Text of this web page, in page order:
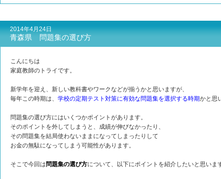
2014年4月24日
青森県 問題集の選び方
こんにちは
家庭教師のトライです。
新学年を迎え、新しい教科書やワークなどが揃うかと思いますが、
毎年この時期は、 学校の定期テスト対策に有効な問題集を選択する時期かと思
問題集の選び方にはいくつかポイントがあります。
そのポイントを外してしまうと、成績が伸びなかったり、
その問題集を結局使わないままになってしまったりして
お金の無駄になってしまう可能性があります。
そこで今回は 問題集の選び方について、以下にポイントを紹介したいと思いま